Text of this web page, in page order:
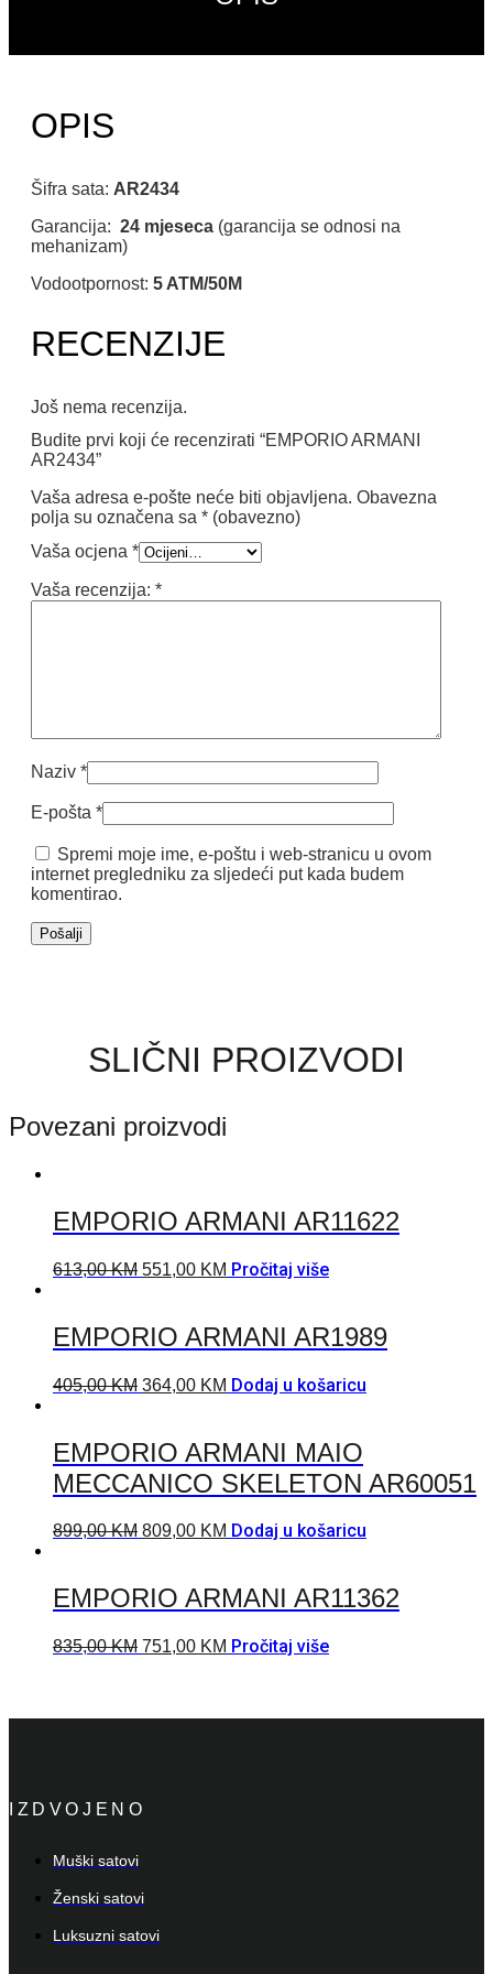
OPIS
Šifra sata: AR2434
Garancija: 24 mjeseca (garancija se odnosi na
mehanizam)
Vodootpornost: 5 ATM/50M
RECENZIJE
Još nema recenzija.
Budite prvi koji će recenzirati “EMPORIO ARMANI
AR2434”
Vaša adresa e-pošte neće biti objavljena. Obavezna
polja su označena sa * (obavezno)
Vaša ocjena *
Vaša recenzija: *
Naziv *
E-pošta *
Spremi moje ime, e-poštu i web-stranicu u ovom
internet pregledniku za sljedeći put kada budem
komentirao.
SLIČNI PROIZVODI
Povezani proizvodi
EMPORIO ARMANI AR11622
613,00KM 551,00 KM Pročitaj više
EMPORIO ARMANI AR1989
405,00KM 364,00 KM Dodaj u košaricu
EMPORIO ARMANI MAIO
MECCANICO SKELETON AR60051
899,00KM 809,00 KM Dodaj u košaricu
EMPORIO ARMANI AR11362
835,00KM 751,00 KM Pročitaj više
IZDVOJENO
Muški satovi
Ženski satovi
Luksuzni satovi